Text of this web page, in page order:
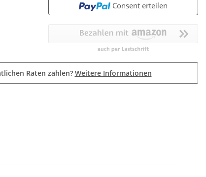
Consent erteilen
Raten zahlen? Weitere Informationen